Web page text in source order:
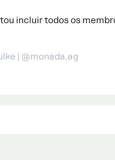
incluir todos os
| @monada.ag